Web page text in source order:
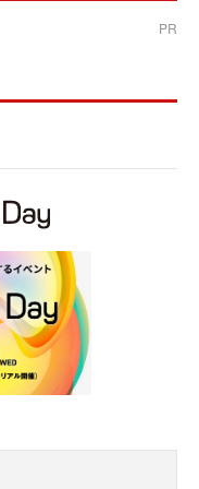
PR